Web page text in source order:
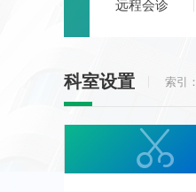
远程会诊
科室设置 索引：
